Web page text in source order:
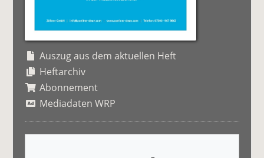
Auszug aus dem aktuellen Heft
Heftarchiv
Abonnement
Mediadaten WRP